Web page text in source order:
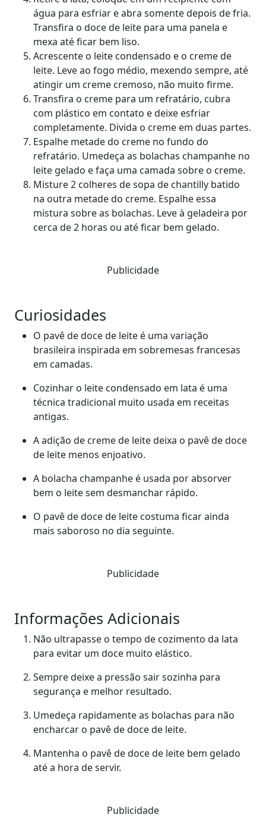
água para esfriar e abra somente depois de fria.
Transfira o doce de leite para uma panela e
mexa até ficar bem liso.
Acrescente o leite condensado e o creme de
leite. Leve ao fogo médio, mexendo sempre, até
atingir um creme cremoso, não muito firme.
Transfira o creme para um refratário, cubra
com plástico em contato e deixe esfriar
completamente. Divida o creme em duas partes.
Espalhe metade do creme no fundo do
refratário. Umedeça as bolachas champanhe no
leite gelado e faça uma camada sobre o creme.
Misture 2 colheres de sopa de chantilly batido
na outra metade do creme. Espalhe essa
mistura sobre as bolachas. Leve à geladeira por
cerca de 2 horas ou até ficar bem gelado.
Publicidade
Curiosidades
O pavê de doce de leite é uma variação
brasileira inspirada em sobremesas francesas
em camadas.
Cozinhar o leite condensado em lata é uma
técnica tradicional muito usada em receitas
antigas.
A adição de creme de leite deixa o pavê de doce
de leite menos enjoativo.
A bolacha champanhe é usada por absorver
bem o leite sem desmanchar rápido.
O pavê de doce de leite costuma ficar ainda
mais saboroso no dia seguinte.
Publicidade
Informações Adicionais
Não ultrapasse o tempo de cozimento da lata
para evitar um doce muito elástico.
Sempre deixe a pressão sair sozinha para
segurança e melhor resultado.
Umedeça rapidamente as bolachas para não
encharcar o pavê de doce de leite.
Mantenha o pavê de doce de leite bem gelado
até a hora de servir.
Publicidade